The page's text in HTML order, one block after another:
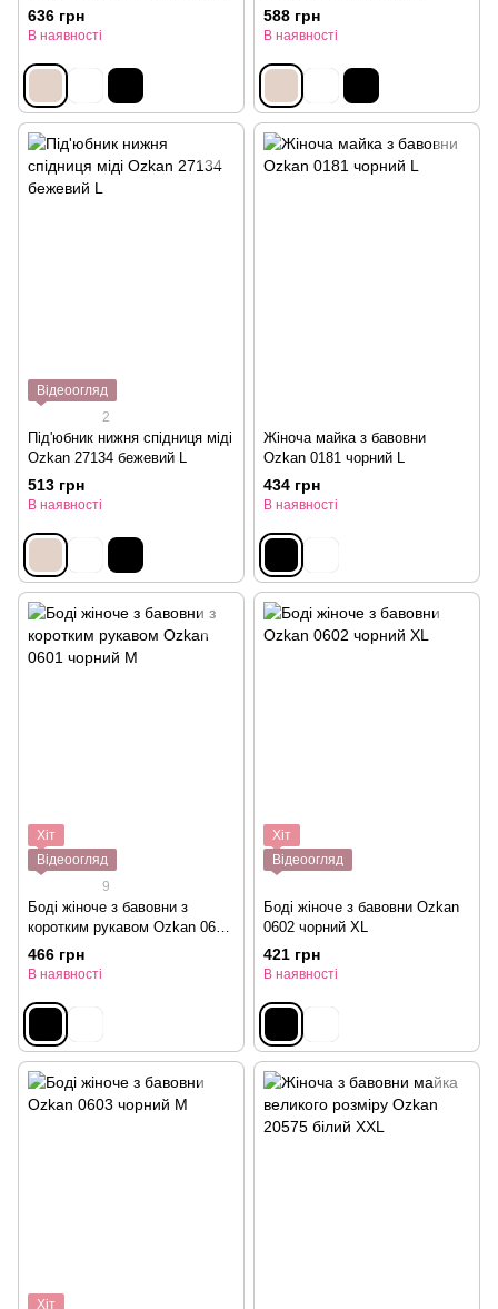
636 грн
В наявності
588 грн
В наявності
Відеоогляд
2
Під'юбник нижня спідниця міді
Ozkan 27134 бежевий L
513 грн
В наявності
Жіноча майка з бавовни
Ozkan 0181 чорний L
434 грн
В наявності
Хіт
Відеоогляд
9
Боді жіноче з бавовни з
коротким рукавом Ozkan 0601
чорний M
466 грн
В наявності
Хіт
Відеоогляд
Боді жіноче з бавовни Ozkan
0602 чорний XL
421 грн
В наявності
Хіт